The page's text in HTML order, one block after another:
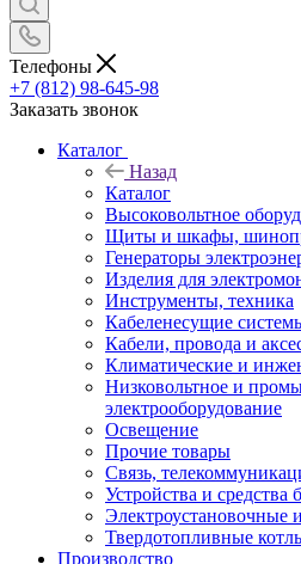
Телефоны
+7 (812) 98-645-98
Заказать звонок
Каталог
Назад
Каталог
Высоковольтное
Щиты и шкафы,
Генераторы
Изделия для
Инструменты, техника
Кабеленесущие
Кабели, провода и
Климатические и
Низковольтное и
электрооборудование
Освещение
Прочие товары
Связь,
Устройства и средства
Электроустановочные
Твердотопливные
Производство